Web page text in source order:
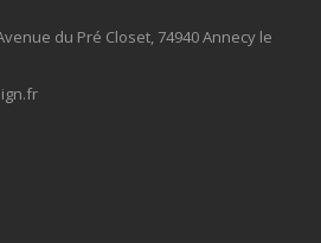
du Pré Closet, 74940 Annecy le